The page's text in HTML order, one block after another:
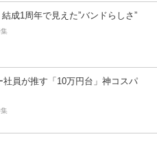
成1周年で見えた”バンドらしさ”
社員が推す「10万円台」神コスパ